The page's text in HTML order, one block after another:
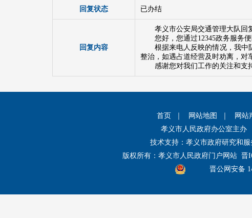
回复状态 已办结
回复内容
孝义市公安局交通管理大队回
您好，您通过12345政务服务
根据来电人反映的情况，我中
整治，如遇占道经营及时劝离，对
感谢您对我们工作的关注和支
首页 网站地图 网站
孝义市人民政府办公室主办
技术支持：孝义市政府研究和
版权所有：孝义市人民政府门户网站 晋
晋公网安备